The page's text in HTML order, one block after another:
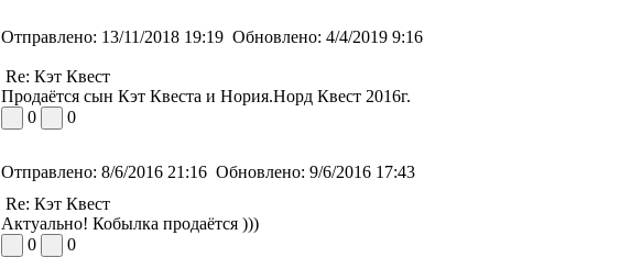
Отправлено: 13/11/2018 19:19 Обновлено: 4/4/2019 9:16
Re: Кэт Квест
Продаётся сын Кэт Квеста и Нория.Норд Квест 2016г.
0
0
Отправлено: 8/6/2016 21:16 Обновлено: 9/6/2016 17:43
Re: Кэт Квест
Актуально! Кобылка продаётся )))
0
0